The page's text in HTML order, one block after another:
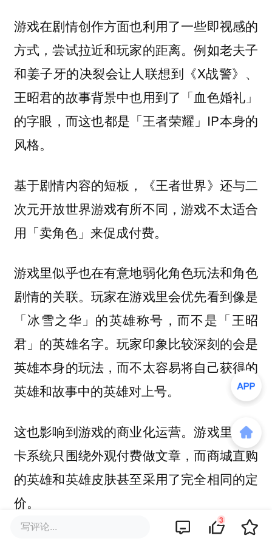
游戏在剧情创作方面也利用了一些即视感的
方式，尝试拉近和玩家的距离。例如老夫子
和姜子牙的决裂会让人联想到《X战警》、
王昭君的故事背景中也用到了「血色婚礼」
的字眼，而这也都是「王者荣耀」IP本身的
风格。
基于剧情内容的短板，《王者世界》还与二
次元开放世界游戏有所不同，游戏不太适合
用「卖角色」来促成付费。
游戏里似乎也在有意地弱化角色玩法和角色
剧情的关联。玩家在游戏里会优先看到像是
「冰雪之华」的英雄称号，而不是「王昭
君」的英雄名字。玩家印象比较深刻的会是
英雄本身的玩法，而不太容易将自己获得的
英雄和故事中的英雄对上号。
这也影响到游戏的商业化运营。游戏里的抽
卡系统只围绕外观付费做文章，而商城直购
的英雄和英雄皮肤甚至采用了完全相同的定
价。
写评论... 3